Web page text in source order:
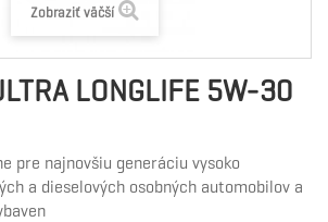
Zobraziť väčší
LONGLIFE 5W-30
pre najnovšiu generáciu vysoko
a dieselových osobných automobilov a